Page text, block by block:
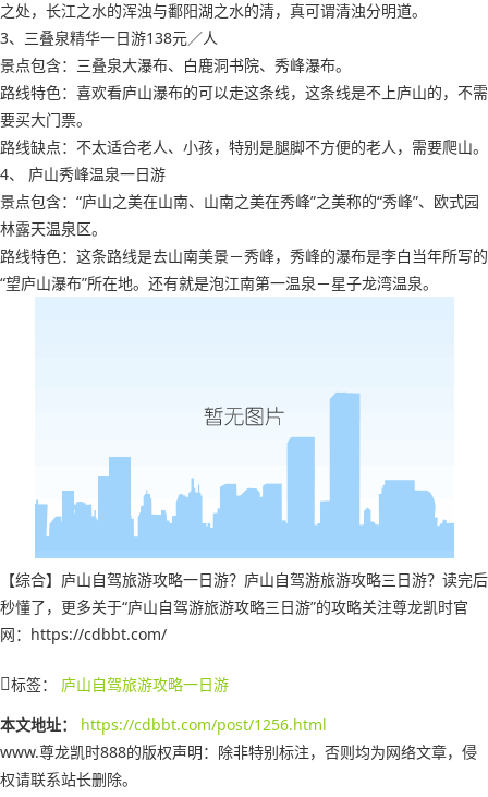
之处，长江之水的浑浊与鄱阳湖之水的清，真可谓清浊分明道。
3、三叠泉精华一日游138元／人
景点包含：三叠泉大瀑布、白鹿洞书院、秀峰瀑布。
路线特色：喜欢看庐山瀑布的可以走这条线，这条线是不上庐山的，不需
要买大门票。
路线缺点：不太适合老人、小孩，特别是腿脚不方便的老人，需要爬山。
4、 庐山秀峰温泉一日游
景点包含：“庐山之美在山南、山南之美在秀峰”之美称的“秀峰”、欧式园
林露天温泉区。
路线特色：这条路线是去山南美景－秀峰，秀峰的瀑布是李白当年所写的
“望庐山瀑布”所在地。还有就是泡江南第一温泉－星子龙湾温泉。
【综合】庐山自驾旅游攻略一日游？庐山自驾游旅游攻略三日游？读完后
秒懂了，更多关于“庐山自驾游旅游攻略三日游”的攻略关注尊龙凯时官
网：https://cdbbt.com/
标签： 庐山自驾旅游攻略一日游
本文地址：
https://cdbbt.com/post/1256.html
www.尊龙凯时888的版权声明： 除非特别标注，否则均为网络文章，侵
权请联系站长删除。